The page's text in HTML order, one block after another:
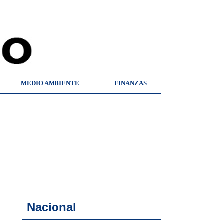
MEDIO AMBIENTE FINANZAS
Nacional